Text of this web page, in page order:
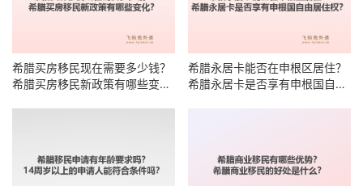
希腊买房移民现在需要多少钱？
希腊买房移民新政策有哪些变
希腊永居卡能否在申根区居住？
希腊永居卡是否享有申根国自由